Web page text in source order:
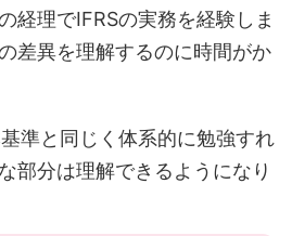
経理でIFRSの実務を経験しま
差異を理解するのに時間がか
準と同じく体系的に勉強すれ
部分は理解できるようになり